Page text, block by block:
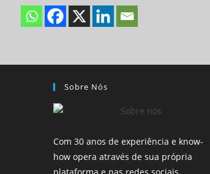
Sobre Nós
Com 30 anos de experiência e know-
how opera através de sua própria